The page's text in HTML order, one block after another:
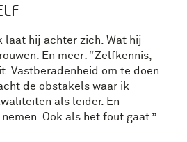
laat hij achter zich. Wat hij
En meer: “Zelfkennis,
Vastberadenheid om te doen
de obstakels waar ik
als leider. En
Ook als het fout gaat.”